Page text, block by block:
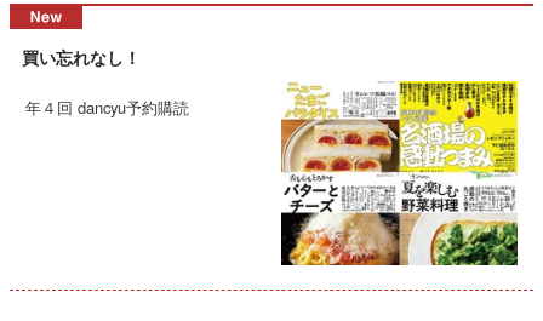
買い忘れなし！
年４回 dancyu予約購読